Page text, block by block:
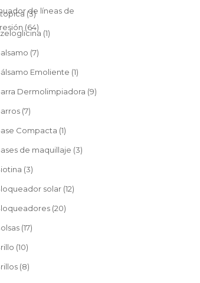
de líneas de
(64)
(3)
(1)
(7)
Emoliente (1)
Dermolimpiadora (9)
(7)
Compacta (1)
de maquillaje (3)
(3)
solar (12)
(20)
(17)
(10)
(8)